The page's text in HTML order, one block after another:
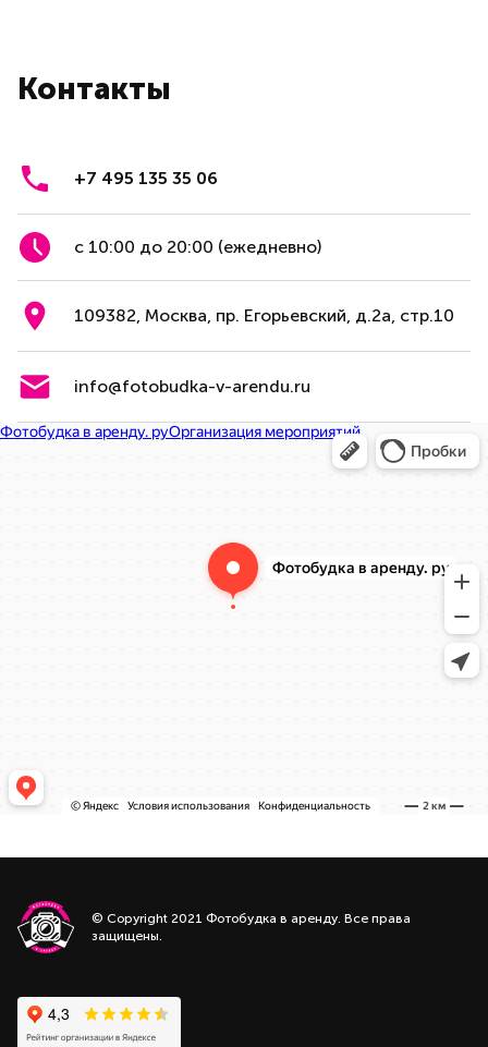
Контакты
+7 495 135 35 06
с 10:00 до 20:00 (ежедневно)
109382, Москва, пр. Егорьевский, д.2а, стр.10
info@fotobudka-v-arendu.ru
© Copyright 2021 Фотобудка в аренду. Все права
защищены.